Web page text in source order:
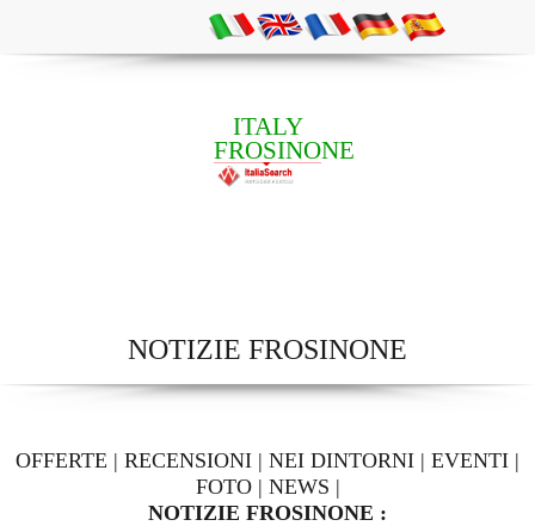
ITALY
FROSINONE
NOTIZIE FROSINONE
OFFERTE | RECENSIONI | NEI DINTORNI | EVENTI |
FOTO| NEWS |
NOTIZIE FROSINONE :